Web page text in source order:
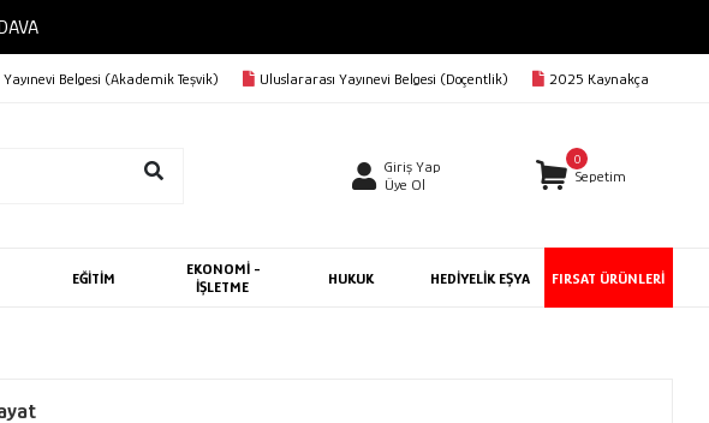
Belgesi (Akademik Teşvik) Uluslararası Yayınevi Belgesi (Doçentlik) 2025 Kaynakça
Giriş Yap
Üye Ol
0
Sepetim
EĞİTİM
EKONOMİ -
İŞLETME
HUKUK HEDİYELİK EŞYA FIRSAT ÜRÜNLERİ